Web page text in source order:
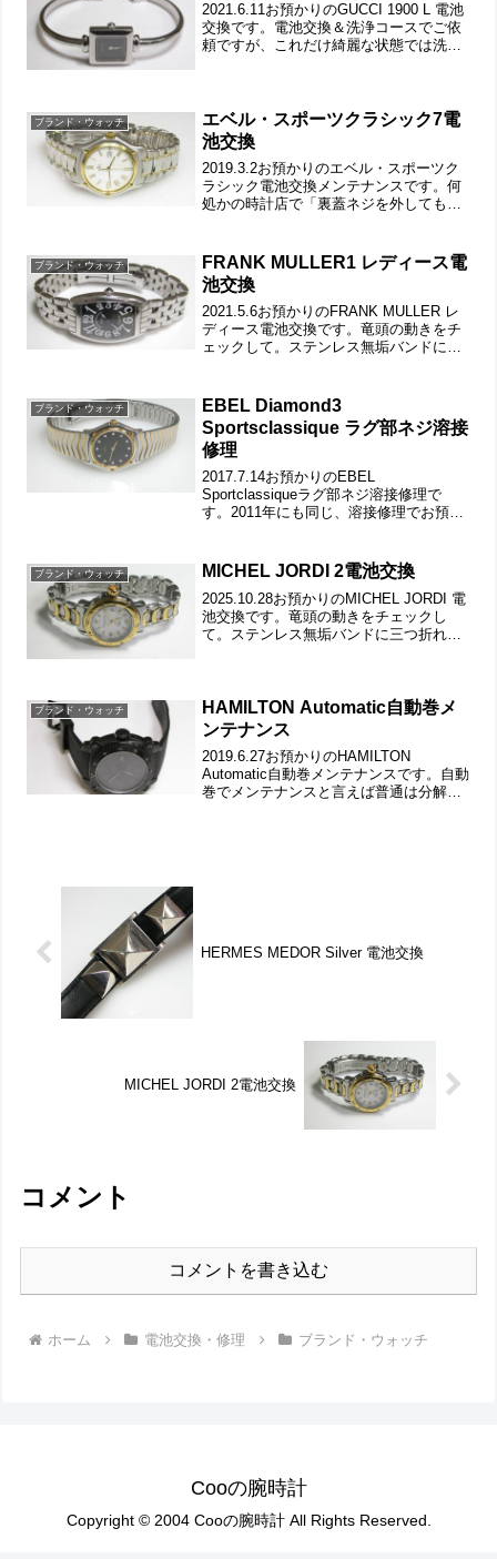
2021.6.11お預かりのGUCCI 1900 L 電池
交換です。電池交換＆洗浄コースでご依
頼ですが、これだけ綺麗な状態では洗浄
プ...
ブランド・ウォッチ
エベル・スポーツクラシック7電
池交換
2019.3.2お預かりのエベル・スポーツク
ラシック電池交換メンテナンスです。何
処かの時計店で「裏蓋ネジを外しても裏
マが折れ曲がったママの箇所があります
が、この部分の解...
ブランド・ウォッチ
FRANK MULLER1 レディース電
池交換
2021.5.6お預かりのFRANK MULLER レ
ディース電池交換です。竜頭の動きをチ
ェックして。ステンレス無垢バンドに両
します。裏蓋は4本ネジで留まっていて裏
蓋記...
ブランド・ウォッチ
EBEL Diamond3
Sportsclassique ラグ部ネジ溶接
修理
2017.7.14お預かりのEBEL
Sportclassiqueラグ部ネジ溶接修理で
す。2011年にも同じ、溶接修理でお預か
レス無垢バンドに三つ折れバックル。ネ
ブランド・ウォッチ MICHEL JORDI 2電池交換
2025.10.28お預かりのMICHEL JORDI 電
池交換です。竜頭の動きをチェックし
て。ステンレス無垢バンドに三つ折れダ
ムー...
ブランド・ウォッチ
HAMILTON Automatic自動巻メ
ンテナンス
2019.6.27お預かりのHAMILTON
Automatic自動巻メンテナンスです。自動
巻でメンテナンスと言えば普通は分解修
HERMES MEDOR Silver 電池交換
MICHEL JORDI 2電池交換
コメント
コメントを書き込む
ホーム 電池交換・修理 ブランド・ウォッチ
Cooの腕時計
Copyright © 2004 Cooの腕時計 All Rights Reserved.